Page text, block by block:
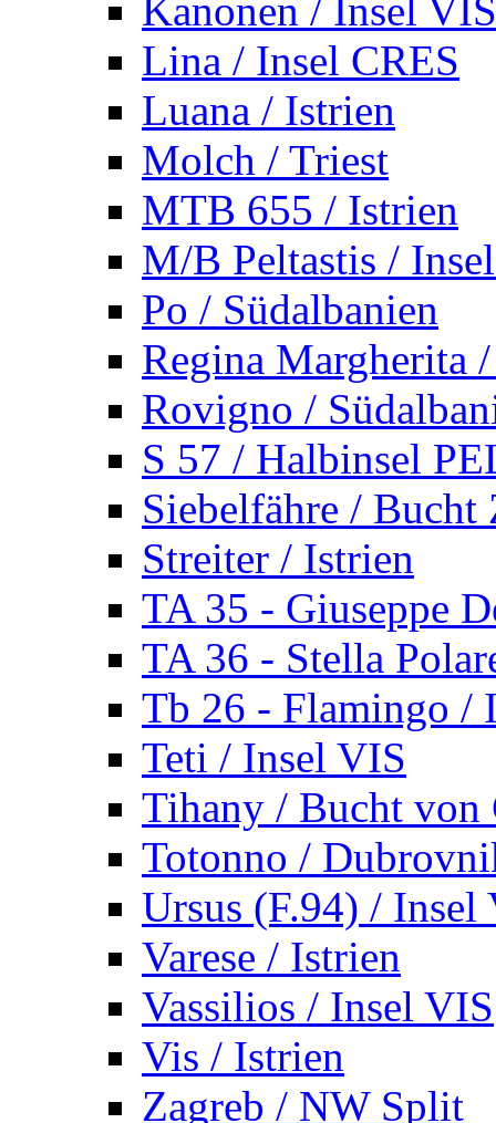
Kanonen / Insel VIS
Lina / Insel CRES
Luana / Istrien
Molch / Triest
MTB 655 / Istrien
M/B Peltastis /
Po / Südalbanien
Regina Margherita
Rovigno /
S 57 / Halbinsel
Siebelfähre / Bucht
Streiter / Istrien
TA 35 - Giuseppe
TA 36 - Stella
Tb 26 - Flamingo /
Teti / Insel VIS
Tihany / Bucht von
Totonno /
Ursus (F.94) / Insel
Varese / Istrien
Vassilios / Insel VIS
Vis / Istrien
Zagreb / NW Split